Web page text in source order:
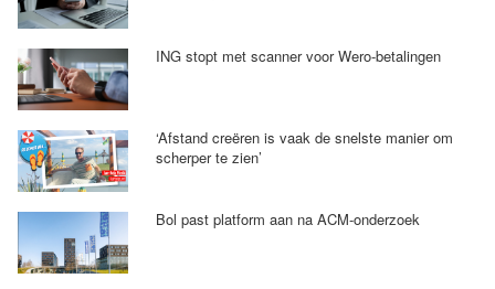
ING stopt met scanner voor Wero-betalingen
‘Afstand creëren is vaak de snelste manier om
scherper te zien’
Bol past platform aan na ACM-onderzoek